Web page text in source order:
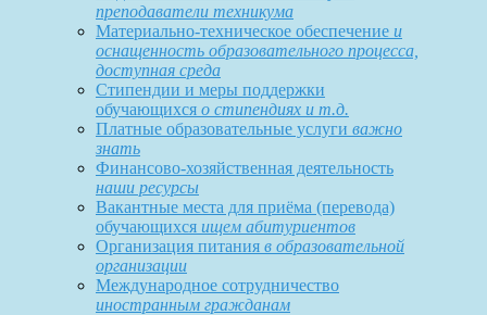
преподаватели техникума
Материально-техническое обеспечение и
оснащенность образовательного процесса,
доступная среда
Стипендии и меры поддержки
обучающихся о стипендиях и т.д.
Платные образовательные услуги важно
знать
Финансово-хозяйственная деятельность
наши ресурсы
Вакантные места для приёма (перевода)
обучающихся ищем абитуриентов
Организация питания в образовательной
организации
Международное сотрудничество
иностранным гражданам